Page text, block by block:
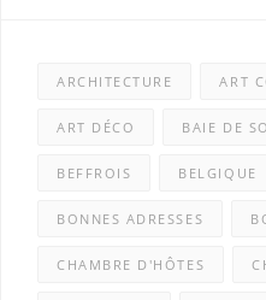
ARCHITECTURE ART
ART DÉCO BAIE DE
BEFFROIS BELGIQUE
BONNES ADRESSES
CHAMBRE D'HÔTES